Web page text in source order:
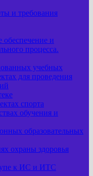
и требования
обеспечение и
процесса.
учебных
для проведения
спорта
обучения и
образовательных
охраны здоровья
к ИС и ИТС